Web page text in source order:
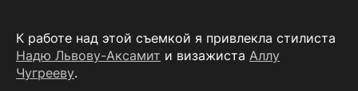
К работе над этой съемкой я привлекла стилиста
Надю Львову-Аксамит и визажиста Аллу
Чугрееву.